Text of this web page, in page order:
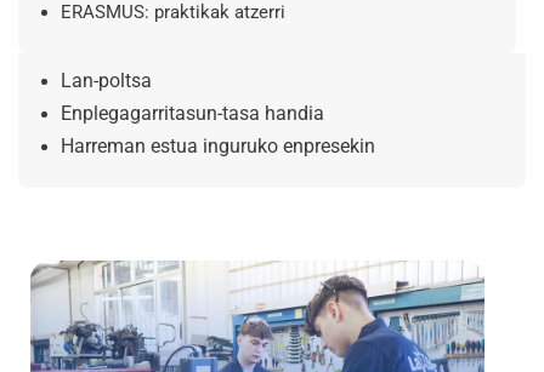
ERASMUS: praktikak atzerri
Lan-poltsa
Enplegagarritasun-tasa handia
Harreman estua inguruko enpresekin